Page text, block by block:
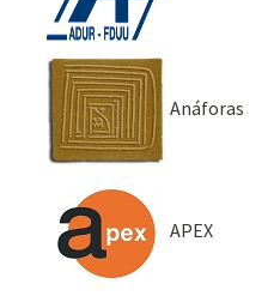
Anáforas
APEX